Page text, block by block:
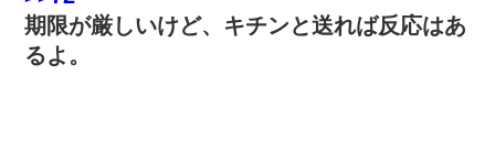
期限が厳しいけど、キチンと送れば反応はあ
るよ。